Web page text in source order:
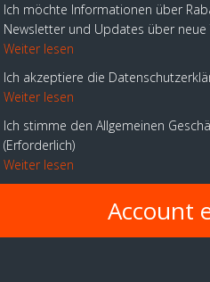
Ich möchte Informationen über
Newsletter und Updates über neue
Weiter lesen
Ich akzeptiere die
Weiter lesen
Ich stimme den Allgemeinen
Erforderlich
Weiter lesen